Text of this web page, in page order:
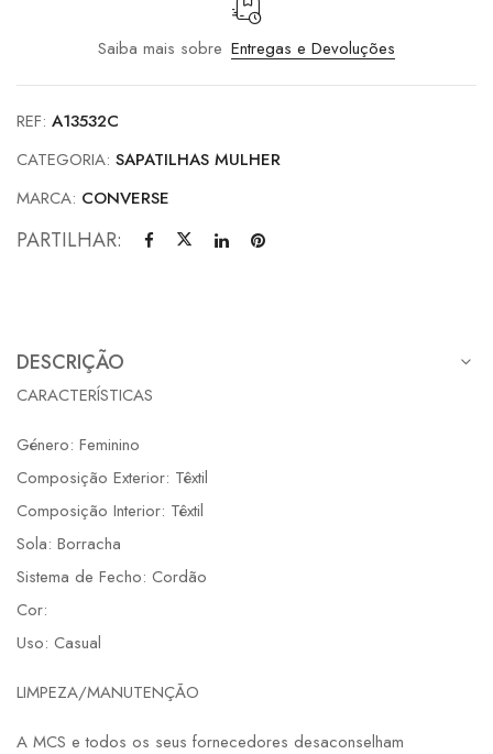
Saiba mais sobre Entregas e Devoluções
REF: A13532C
CATEGORIA: SAPATILHAS MULHER
MARCA: CONVERSE
PARTILHAR:
DESCRIÇÃO
CARACTERÍSTICAS
Género: Feminino
Composição Exterior: Têxtil
Composição Interior: Têxtil
Sola: Borracha
Sistema de Fecho: Cordão
Cor:
Uso: Casual
LIMPEZA/MANUTENÇÃO
A MCS e todos os seus fornecedores desaconselham